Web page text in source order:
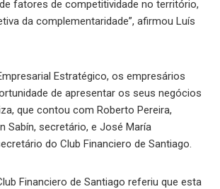
fatores de competitividade no território,
da complementaridade”, afirmou Luís
Estratégico, os empresários
de apresentar os seus negócios
que contou com Roberto Pereira,
Sabín, secretário, e José María
do Club Financiero de Santiago.
Financiero de Santiago referiu que esta